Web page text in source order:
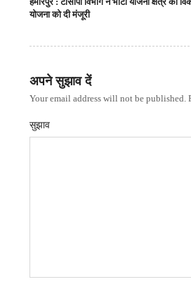
योजना को दी मंजूरी
अपने सुझाव दें
Your email address will not be published.
सुझाव